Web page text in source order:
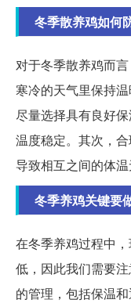
冬季散养鸡如何
对于冬季散养鸡而
寒冷的天气里保持
尽量选择具有良好
温度稳定。其次，
导致相互之间的体温
冬季养鸡关键要
在冬季养鸡过程中
低，因此我们需要
的管理，包括保温